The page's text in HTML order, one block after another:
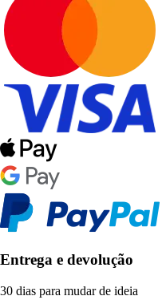
Entrega e devolução
30 dias para mudar de ideia